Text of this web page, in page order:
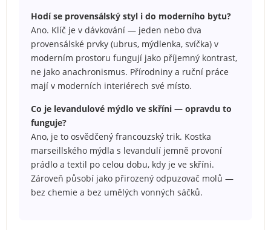
Hodí se provensálský styl i do moderního bytu?
Ano. Klíč je v dávkování — jeden nebo dva
provensálské prvky (ubrus, mýdlenka, svíčka) v
moderním prostoru fungují jako příjemný kontrast,
ne jako anachronismus. Přírodniny a ruční práce
mají v moderních interiérech své místo.
Co je levandulové mýdlo ve skříni — opravdu to
funguje?
Ano, je to osvědčený francouzský trik. Kostka
marseillského mýdla s levandulí jemně provoní
prádlo a textil po celou dobu, kdy je ve skříni.
Zároveň působí jako přirozený odpuzovač molů —
bez chemie a bez umělých vonných sáčků.